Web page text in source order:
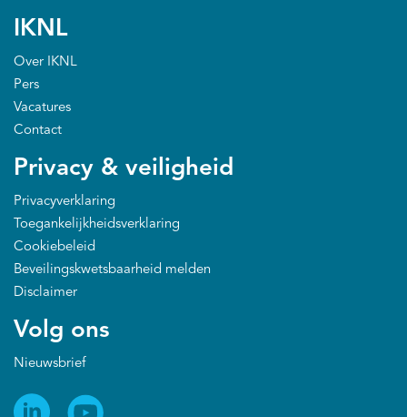
IKNL
Over IKNL
Pers
Vacatures
Contact
Privacy & veiligheid
Privacyverklaring
Toegankelijkheidsverklaring
Cookiebeleid
Beveilingskwetsbaarheid melden
Disclaimer
Volg ons
Nieuwsbrief